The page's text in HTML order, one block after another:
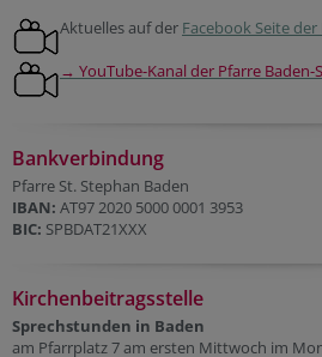
Aktuelles auf der Facebook Seite
→ YouTube-Kanal der Pfarre Baden-
Bankverbindung
Pfarre St. Stephan Baden
IBAN: AT97 2020 5000 0001 3953
BIC: SPBDAT21XXX
Kirchenbeitragsstelle
Sprechstunden in Baden
am Pfarrplatz 7 am ersten Mittwoch im